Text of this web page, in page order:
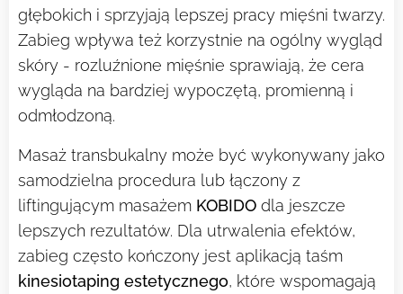
głębokich i sprzyjają lepszej pracy mięśni twarzy.
Zabieg wpływa też korzystnie na ogólny wygląd
skóry - rozluźnione mięśnie sprawiają, że cera
wygląda na bardziej wypoczętą, promienną i
odmłodzoną.
Masaż transbukalny może być wykonywany jako
samodzielna procedura lub łączony z
liftingującym masażem KOBIDO dla jeszcze
lepszych rezultatów. Dla utrwalenia efektów,
zabieg często kończony jest aplikacją taśm
kinesiotaping estetycznego, które wspomagają